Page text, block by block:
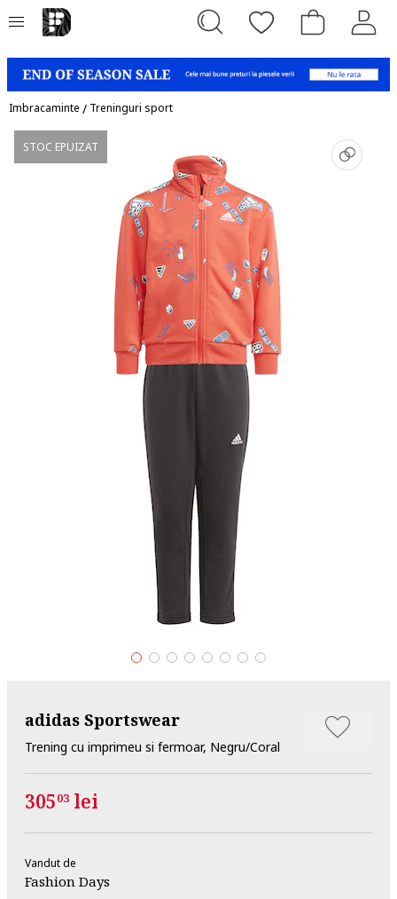
Imbracaminte / Treninguri sport
STOC EPUIZAT
adidas Sportswear
Trening cu imprimeu si fermoar, Negru/Coral
30503 lei
Vandut de
Fashion Days